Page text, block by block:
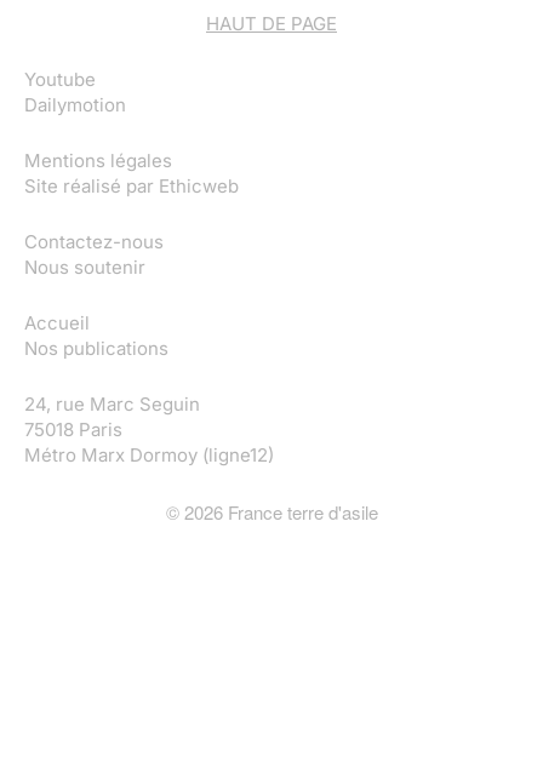
HAUT DE PAGE
Youtube
Dailymotion
Mentions légales
Site réalisé par Ethicweb
Contactez-nous
Nous soutenir
Accueil
Nos publications
24, rue Marc Seguin
75018 Paris
Métro Marx Dormoy (ligne12)
© 2026France terre d'asile